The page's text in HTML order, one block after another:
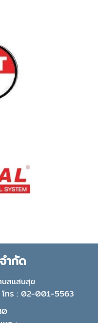
ำกัด
มวิท ตำบลแสนสุข
5563
ดชลบุรี 20130